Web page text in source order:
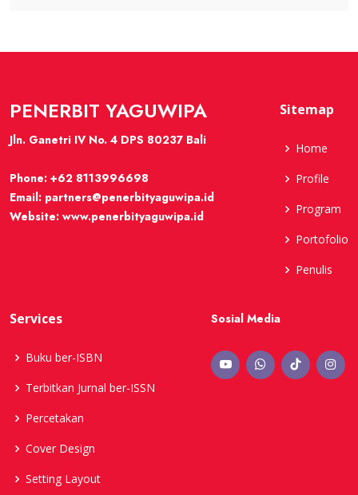
PENERBIT YAGUWIPA
Jln. Ganetri IV No. 4 DPS 80237 Bali
Phone: +62 8113996698
Email: partners@penerbityaguwipa.id
Website: www.penerbityaguwipa.id
Sitemap
Home
Profile
Program
Portofolio
Penulis
Services
Buku ber-ISBN
Terbitkan Jurnal ber-ISSN
Percetakan
Cover Design
Setting Layout
Sosial Media